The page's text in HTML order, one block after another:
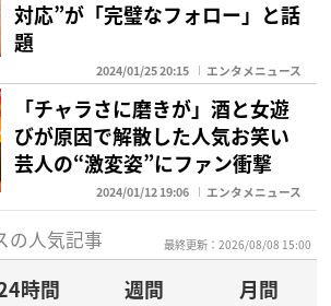
対応”が「完璧なフォロー」と話
題
2024/01/25 20:15 エンタメニュース
「チャラさに磨きが」酒と女遊
びが原因で解散した人気お笑い
芸人の“激変姿”にファン衝撃
2024/01/12 19:06 エンタメニュース
の人気記事 最終更新：2026/08/08 15:00
時間 週間
月間